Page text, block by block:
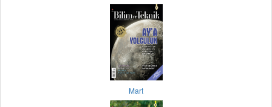
Mart